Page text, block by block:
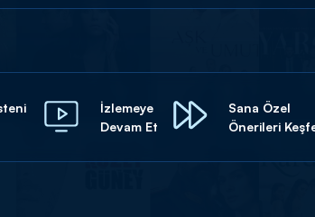
İzlemeye
Devam Et
Sana Özel
Önerileri